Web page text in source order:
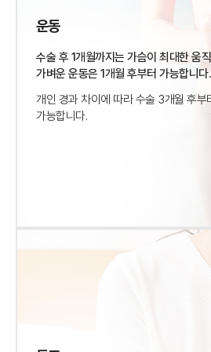
운동
수술 후 1개월까지는 가슴이 최대한 움
가벼운 운동은 1개월 후부터 가능합니다.
개인 경과 차이에 따라 수술 3개월 후부
가능합니다.